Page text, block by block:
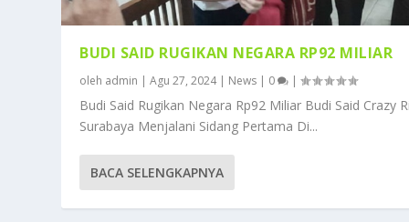
BUDI SAID RUGIKAN NEGARA RP92 MILIAR
oleh admin |Agu 27, 2024| News | 0 |
Budi Said Rugikan Negara Rp92 Miliar Budi Said Crazy
Surabaya Menjalani Sidang Pertama Di...
BACA SELENGKAPNYA